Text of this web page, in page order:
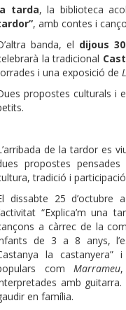
tarda, la biblioteca
, amb contes i
banda, el dijous
la tradicional
i una exposició de
propostes culturals i
de la tardor es
propostes
tradició i
dissabte 25 d’octubre
“Explica’m una
a càrrec de la
de 3 a 8 anys,
la castanyera”
comMarrameu,
amb
en família.